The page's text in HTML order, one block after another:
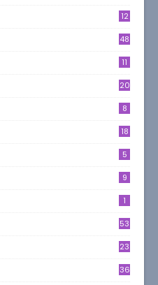
12
48
11
20
8
18
5
9
1
53
23
36